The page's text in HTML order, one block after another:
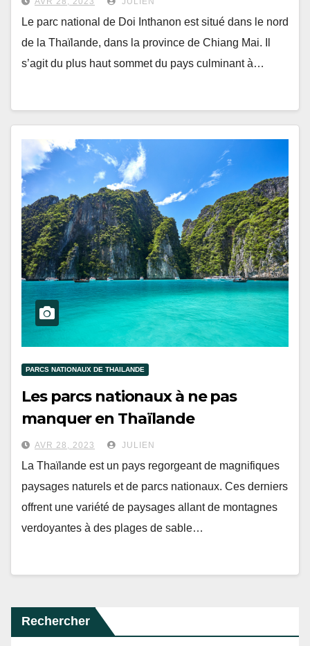
Le parc national de Doi Inthanon est situé dans le nord
de la Thaïlande, dans la province de Chiang Mai. Il
s’agit du plus haut sommet du pays culminant à…
PARCS NATIONAUX DE THAILANDE
Les parcs nationaux à ne pas
manquer en Thaïlande
AVR 28, 2023 JULIEN
La Thaïlande est un pays regorgeant de magnifiques
paysages naturels et de parcs nationaux. Ces derniers
offrent une variété de paysages allant de montagnes
verdoyantes à des plages de sable…
Rechercher